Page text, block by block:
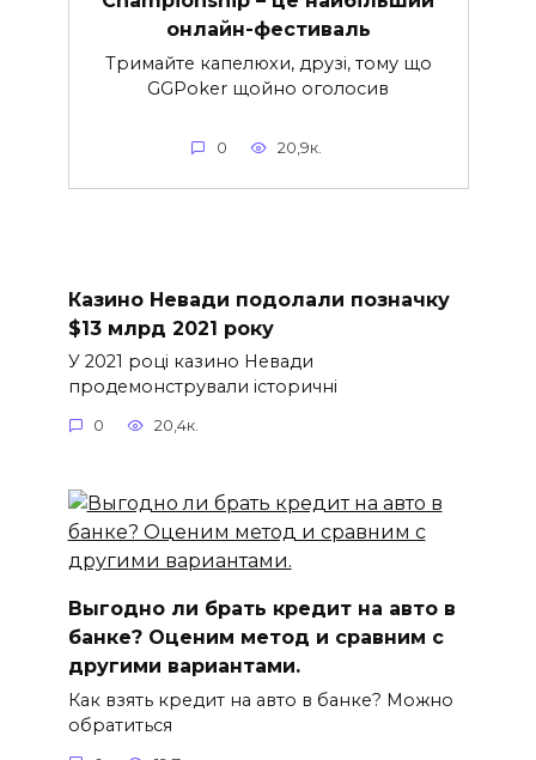
онлайн-фестиваль
Тримайте капелюхи, друзі, тому що
GGPoker щойно оголосив
0 20,9к.
Казино Невади подолали позначку
$13 млрд 2021 року
У 2021 році казино Невади
продемонстрували історичні
0 20,4к.
Выгодно ли брать кредит на авто в
банке? Оценим метод и сравним с
другими вариантами.
Как взять кредит на авто в банке? Можно
обратиться